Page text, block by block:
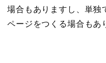
場合もありますし、単独
ページをつくる場合もあ